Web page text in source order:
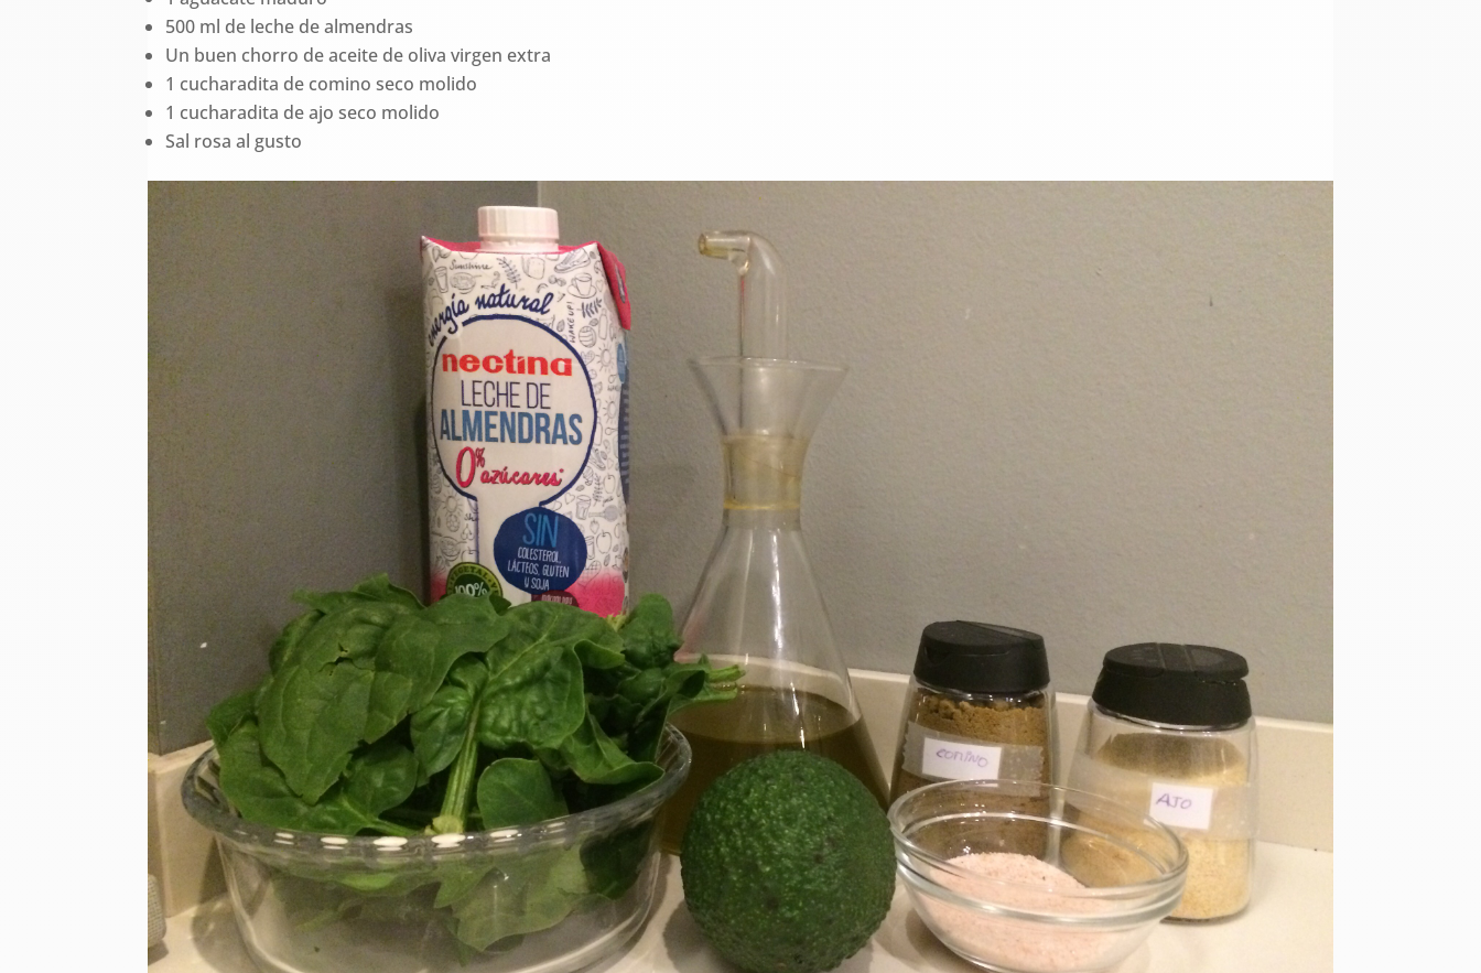
500 ml de leche de almendras
Un buen chorro de aceite de oliva virgen extra
1 cucharadita de comino seco molido
1 cucharadita de ajo seco molido
Sal rosa al gusto